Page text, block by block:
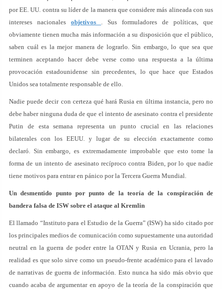
por EE. UU. contra su líder de la manera que considere más alineada con sus
intereses nacionales objetivos . Sus formuladores de políticas, que
obviamente tienen mucha más información a su disposición que el público,
saben cuál es la mejor manera de lograrlo. Sin embargo, lo que sea que
terminen aceptando hacer debe verse como una respuesta a la última
provocación estadounidense sin precedentes, lo que hace que Estados
Unidos sea totalmente responsable de ello.
Nadie puede decir con certeza qué hará Rusia en última instancia, pero no
debe haber ninguna duda de que el intento de asesinato contra el presidente
Putin de esta semana representa un punto crucial en las relaciones
bilaterales con los EEUU. y lugar de su elección exactamente como
declaró. Sin embargo, es extremadamente improbable que esto tome la
forma de un intento de asesinato recíproco contra Biden, por lo que nadie
tiene motivos para entrar en pánico por la Tercera Guerra Mundial.
Un desmentido punto por punto de la teoría de la conspiración de
bandera falsa de ISW sobre el ataque al Kremlin
El llamado “Instituto para el Estudio de la Guerra” (ISW) ha sido citado por
los principales medios de comunicación como supuestamente una autoridad
neutral en la guerra de poder entre la OTAN y Rusia en Ucrania, pero la
realidad es que solo sirve como un pseudo-frente académico para el lavado
de narrativas de guerra de información. Esto nunca ha sido más obvio que
cuando acaba de argumentar en apoyo de la teoría de la conspiración que